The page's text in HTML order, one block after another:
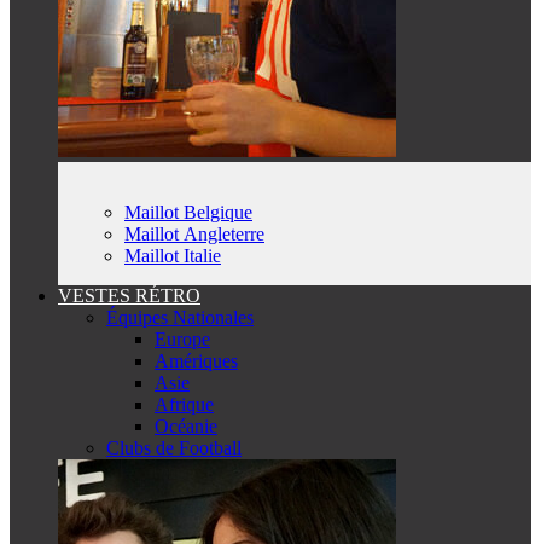
Maillot Belgique
Maillot Angleterre
Maillot Italie
VESTES RÉTRO
Équipes Nationales
Europe
Amériques
Asie
Afrique
Océanie
Clubs de Football